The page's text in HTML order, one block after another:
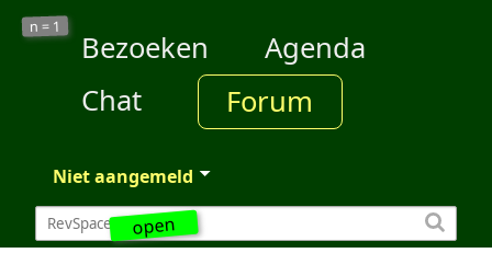
open
n = 1
Bezoeken
Agenda
Chat
Forum
Niet aangemeld